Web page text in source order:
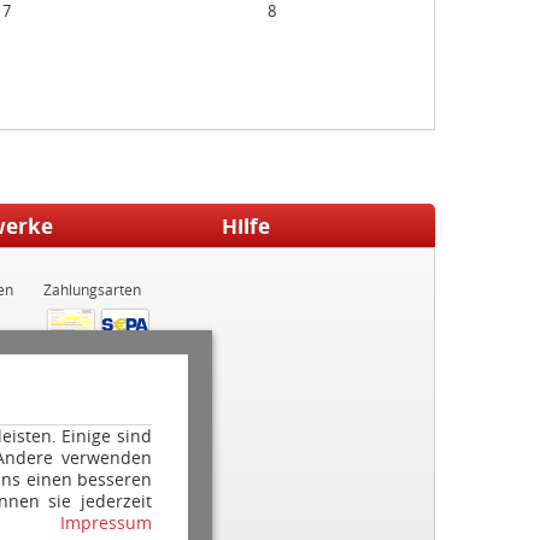
Einige sind
verwenden
einen besseren
sie jederzeit
Impressum
7 8
Hilfe
Zahlungsarten